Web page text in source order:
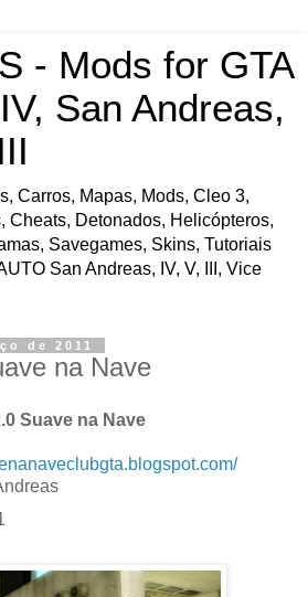
- Mods for GTA
San Andreas,
Carros, Mapas, Mods, Cleo 3,
Cheats, Detonados, Helicópteros,
Savegames, Skins, Tutoriais
San Andreas, IV, V, III, Vice
de 2011
na Nave
Suave na Nave